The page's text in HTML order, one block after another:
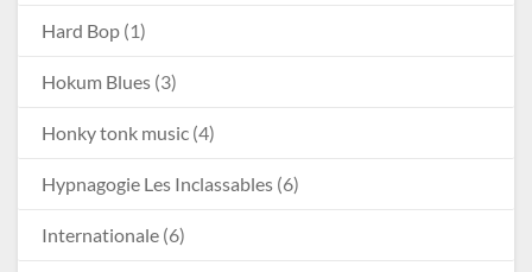
Hard Bop (1)
Hokum Blues (3)
Honky tonk music (4)
Hypnagogie Les Inclassables (6)
Internationale (6)